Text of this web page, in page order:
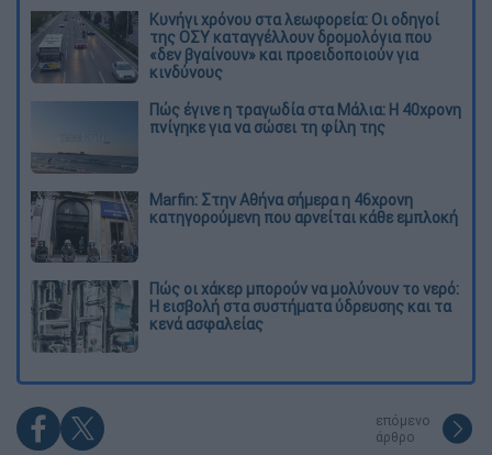
Κυνήγι χρόνου στα λεωφορεία: Οι οδηγοί
της ΟΣΥ καταγγέλλουν δρομολόγια που
«δεν βγαίνουν» και προειδοποιούν για
κινδύνους
Πώς έγινε η τραγωδία στα Μάλια: Η 40χρονη
πνίγηκε για να σώσει τη φίλη της
Marfin: Στην Αθήνα σήμερα η 46χρονη
κατηγορούμενη που αρνείται κάθε εμπλοκή
Πώς οι χάκερ μπορούν να μολύνουν το νερό:
Η εισβολή στα συστήματα ύδρευσης και τα
κενά ασφαλείας
επόμενο
άρθρο